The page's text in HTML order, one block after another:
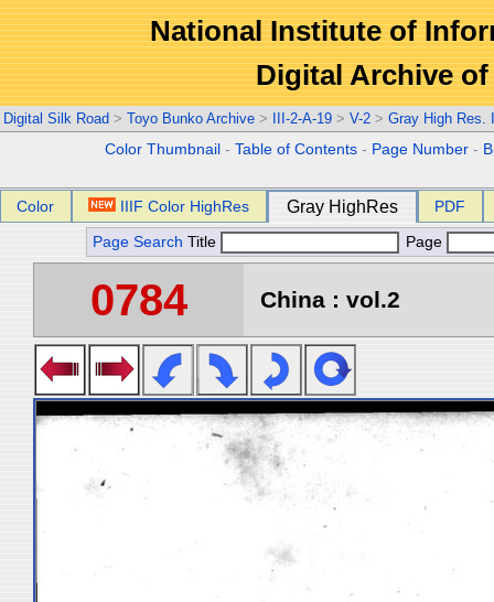
National Institute of
Digital Archive
Digital Silk Road > Toyo Bunko Archive > III-2-A-19 > V-2 > Gray High Res.
Color Thumbnail -Table of Contents - Page Number -
Color IIIF Color HighRes Gray HighRes PDF
Page Search Title Page
0784 China : vol.2